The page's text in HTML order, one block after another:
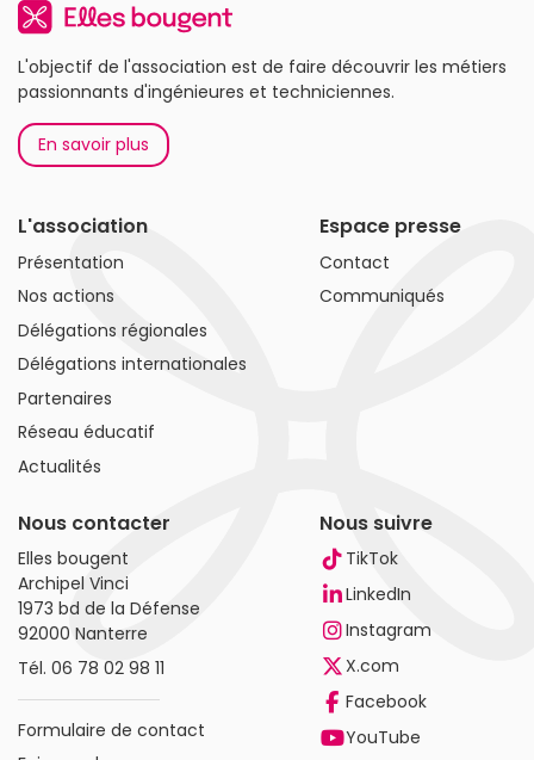
L'objectif de l'association est de faire découvrir les métiers
passionnants d'ingénieures et techniciennes.
En savoir plus
L'association
Présentation
Nos actions
Délégations régionales
Délégations internationales
Partenaires
Réseau éducatif
Actualités
Espace presse
Contact
Communiqués
Nous contacter
Elles bougent
Archipel Vinci
1973 bd de la Défense
92000 Nanterre
Tél. 06 78 02 98 11
Formulaire de contact
Nous suivre
TikTok
LinkedIn
Instagram
X.com
Facebook
YouTube